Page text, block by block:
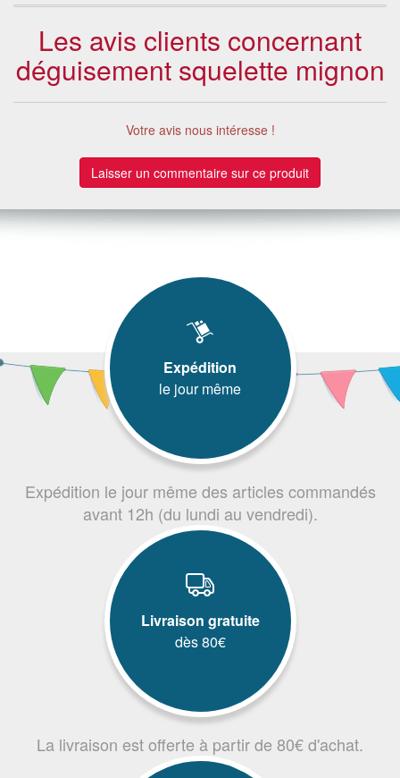
Les avis clients concernant
déguisement squelette mignon
Votre avis nous intéresse !
Laisser un commentaire sur ce produit
Expédition
le jour même
Expédition le jour même des articles commandés
avant 12h (du lundi au vendredi).
Livraison gratuite
dès 80€
La livraison est offerte à partir de 80€ d'achat.